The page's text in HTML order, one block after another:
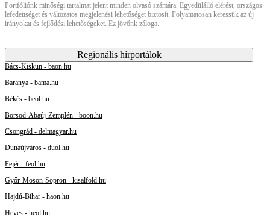
Portfóliónk minőségi tartalmat jelent minden olvasó számára. Egyedülálló elérést, országos
lefedettséget és változatos megjelenési lehetőséget biztosít. Folyamatosan keressük az új
irányokat és fejlődési lehetőségeket. Ez jövőnk záloga.
Regionális hírportálok
Bács-Kiskun - baon.hu
Baranya - bama.hu
Békés - beol.hu
Borsod-Abaúj-Zemplén - boon.hu
Csongrád - delmagyar.hu
Dunaújváros - duol.hu
Fejér - feol.hu
Győr-Moson-Sopron - kisalfold.hu
Hajdú-Bihar - haon.hu
Heves - heol.hu